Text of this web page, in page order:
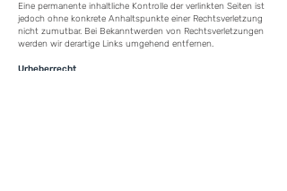
Eine permanente inhaltliche Kontrolle der verlinkten Seiten ist
jedoch ohne konkrete Anhaltspunkte einer Rechtsverletzung
nicht zumutbar. Bei Bekanntwerden von Rechtsverletzungen
werden wir derartige Links umgehend entfernen.
Urheberrecht